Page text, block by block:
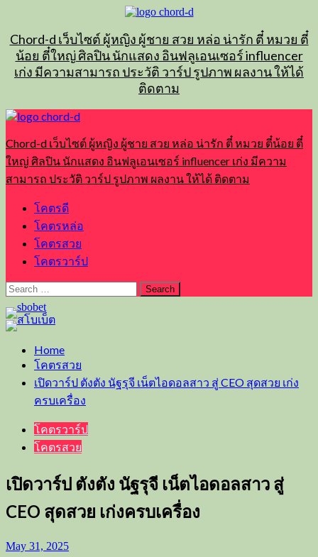
content
Chord-d เว็บไซต์ ผู้หญิง ผู้ชาย สวย หล่อ น่ารัก ตี๋ หมวย ตี๋
น้อย ตี๋ใหญ่ ศิลปิน นักแสดง อินฟลูเอนเซอร์ influencer
เก่ง มีความสามารถ ประวัติ วาร์ป รูปภาพ ผลงาน ให้ได้
ติดตาม
Primary
Chord-d เว็บไซต์ ผู้หญิง ผู้ชาย สวย หล่อ น่ารัก ตี๋ หมวย ตี๋น้อย ตี๋
ใหญ่ ศิลปิน นักแสดง อินฟลูเอนเซอร์ influencer เก่ง มีความ
สามารถ ประวัติ วาร์ป รูปภาพ ผลงาน ให้ได้ ติดตาม
โคตรดี
โคตรหล่อ
โคตรสวย
โคตรวาร์ป
Search
for:
Home
โคตรสวย
เปิดวาร์ป ตังตัง นัฐรุจี เน็ตไอดอลสาว สู่ CEO สุดสวย เก่ง
ครบเครื่อง
โคตรวาร์ป
โคตรสวย
เปิดวาร์ป ตังตัง นัฐรุจี เน็ตไอดอลสาว สู่
CEO สุดสวย เก่งครบเครื่อง
May 31, 2025